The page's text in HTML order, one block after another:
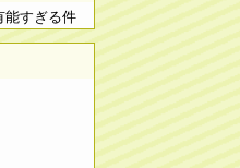
能すぎる件